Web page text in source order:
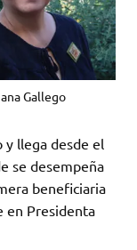
Gallego
y llega desde el
se desempeña
beneficiaria
en Presidenta